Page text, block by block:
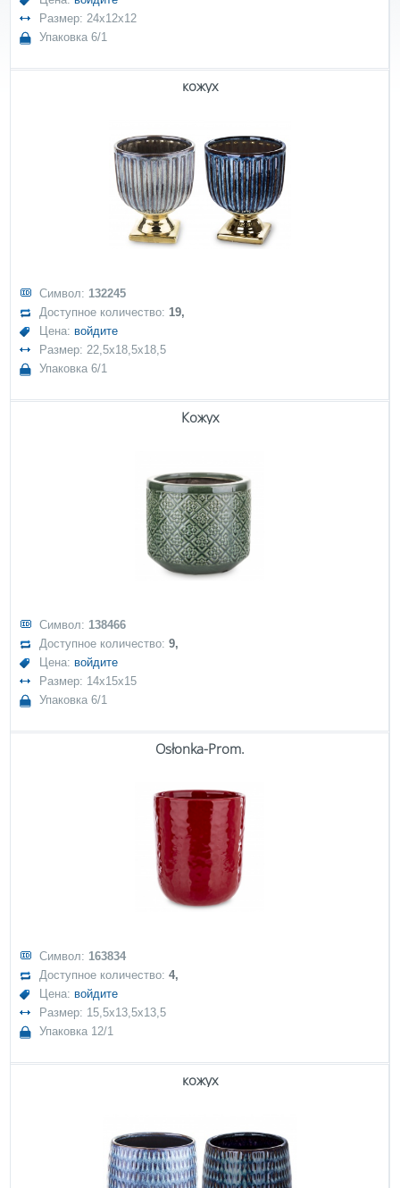
Размер: 24x12x12
Упаковка 6/1
кожух
Символ: 132245
Доступное количество:19,
Цена: войдите
Размер: 22,5x18,5x18,5
Упаковка 6/1
Кожух
Символ: 138466
Доступное количество:9,
Цена: войдите
Размер: 14x15x15
Упаковка 6/1
Osłonka-Prom.
Символ: 163834
Доступное количество:4,
Цена: войдите
Размер: 15,5x13,5x13,5
Упаковка 12/1
кожух